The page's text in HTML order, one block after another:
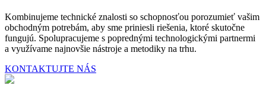
Kombinujeme technické znalosti so schopnosťou porozumieť vašim
obchodným potrebám, aby sme priniesli riešenia, ktoré skutočne
fungujú. Spolupracujeme s poprednými technologickými partnermi
a využívame najnovšie nástroje a metodiky na trhu.
KONTAKTUJTE NÁS